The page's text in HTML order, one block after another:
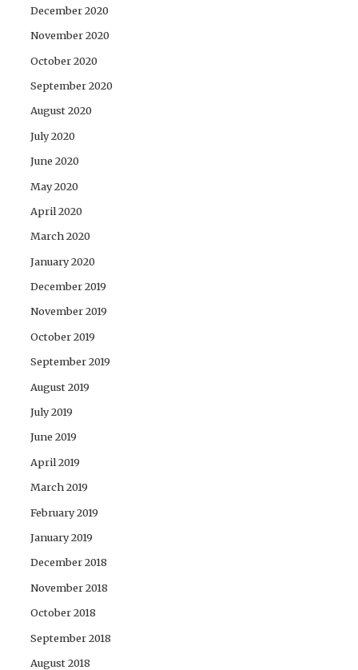
December 2020
November 2020
October 2020
September 2020
August 2020
July 2020
June 2020
May 2020
April 2020
March 2020
January 2020
December 2019
November 2019
October 2019
September 2019
August 2019
July 2019
June 2019
April 2019
March 2019
February 2019
January 2019
December 2018
November 2018
October 2018
September 2018
August 2018